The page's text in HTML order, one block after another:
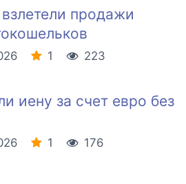
продажи
1
223
иену за счет евро без
1
176